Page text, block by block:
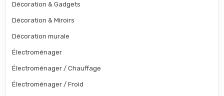
Décoration & Gadgets
Décoration & Miroirs
Décoration murale
Électroménager
Électroménager / Chauffage
Électroménager / Froid